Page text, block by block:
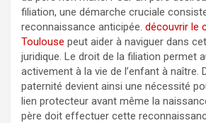
filiation, une démarche cruciale
reconnaissance anticipée. découvrir le
Toulouse peut aider à naviguer dans
juridique. Le droit de la filiation permet
activement à la vie de l’enfant à naître.
paternité devient ainsi une nécessité
lien protecteur avant même la
père doit effectuer cette